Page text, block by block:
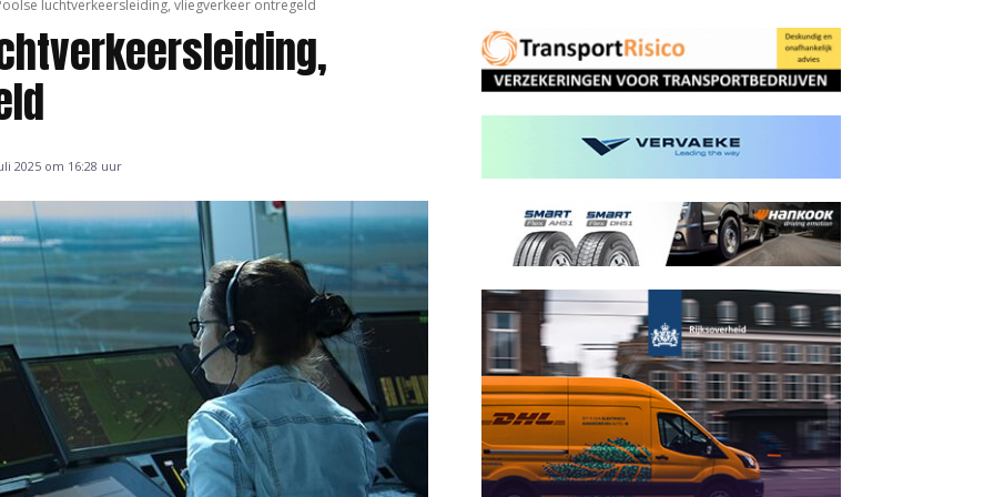
luchtverkeersleiding, vliegverkeer ontregeld
2025 om 16:28 uur